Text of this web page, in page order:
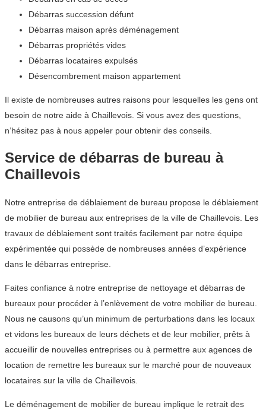
Débarras succession défunt
Débarras maison après déménagement
Débarras propriétés vides
Débarras locataires expulsés
Désencombrement maison appartement
Il existe de nombreuses autres raisons pour lesquelles les gens ont
besoin de notre aide à Chaillevois. Si vous avez des questions,
n’hésitez pas à nous appeler pour obtenir des conseils.
Service de débarras de bureau à
Chaillevois
Notre entreprise de déblaiement de bureau propose le déblaiement
de mobilier de bureau aux entreprises de la ville de Chaillevois. Les
travaux de déblaiement sont traités facilement par notre équipe
expérimentée qui possède de nombreuses années d’expérience
dans le débarras entreprise.
Faites confiance à notre entreprise de nettoyage et débarras de
bureaux pour procéder à l’enlèvement de votre mobilier de bureau.
Nous ne causons qu’un minimum de perturbations dans les locaux
et vidons les bureaux de leurs déchets et de leur mobilier, prêts à
accueillir de nouvelles entreprises ou à permettre aux agences de
location de remettre les bureaux sur le marché pour de nouveaux
locataires sur la ville de Chaillevois.
Le déménagement de mobilier de bureau implique le retrait des